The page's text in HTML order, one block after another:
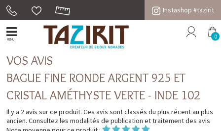
Instashop #tazirit
MENU 0
VOS AVIS
BAGUE FINE RONDE ARGENT 925 ET
CRISTAL AMÉTHYSTE VERTE - INDE 102
Il y a 2 avis sur ce produit. Ces avis sont classés du plus récent au plus
ancien. Consultez lesmodalités de publication et traitement des avis